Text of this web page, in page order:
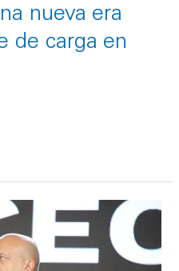
nueva era
de carga en